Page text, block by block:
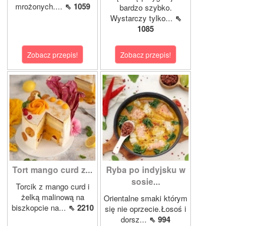
mrożonych.... ⇖ 1059
Zobacz przepis!
bardzo szybko.
Wystarczy tylko... ⇖
1085
Zobacz przepis!
Tort mango curd z...
Torcik z mango curd i
żelką malinową na
biszkopcie na... ⇖ 2210
Ryba po indyjsku w
sosie...
Orientalne smaki którym
się nie oprzecie.Łosoś i
dorsz... ⇖ 994